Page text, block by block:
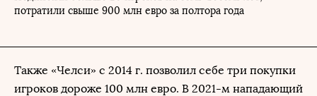
потратили свыше 900 млн евро за полтора года
Также «Челси» с 2014 г. позволил себе три покупки
игроков дороже 100 млн евро. В 2021-м нападающий